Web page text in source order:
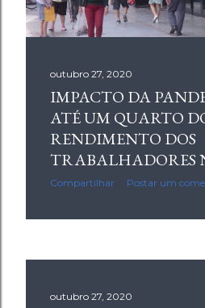
outubro 27, 2020
CONFIANÇA DO
PONTOS EM
Compartilhar Postar um
outubro 27, 2020
IMPACTO DA
ATÉ UM QUARTO
RENDIMENTO DOS
TRABALHADORES
Compartilhar Postar um
outubro 27, 2020